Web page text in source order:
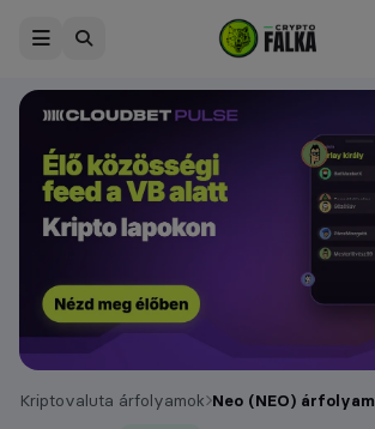
Kriptovaluta árfolyamok Neo (NEO) árfolyam